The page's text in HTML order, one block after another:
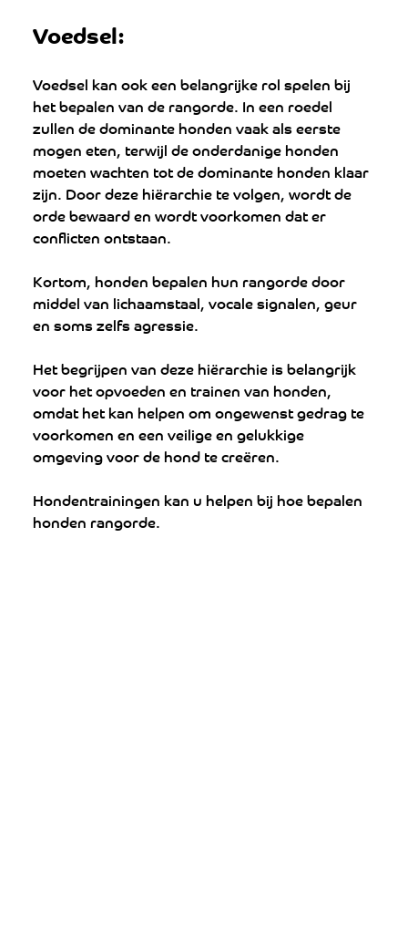
Voedsel:
Voedsel kan ook een belangrijke rol spelen bij
het bepalen van de rangorde. In een roedel
zullen de dominante honden vaak als eerste
mogen eten, terwijl de onderdanige honden
moeten wachten tot de dominante honden klaar
zijn. Door deze hiërarchie te volgen, wordt de
orde bewaard en wordt voorkomen dat er
conflicten ontstaan.
Kortom, honden bepalen hun rangorde door
middel van lichaamstaal, vocale signalen, geur
en soms zelfs agressie.
Het begrijpen van deze hiërarchie is belangrijk
voor het opvoeden en trainen van honden,
omdat het kan helpen om ongewenst gedrag te
voorkomen en een veilige en gelukkige
omgeving voor de hond te creëren.
Hondentrainingen kan u helpen bij hoe bepalen
honden rangorde.